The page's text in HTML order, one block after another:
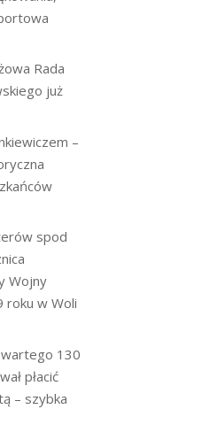
Rada
już
–
spod
Wojny
roku w Woli
wartego 130
płacić
– szybka